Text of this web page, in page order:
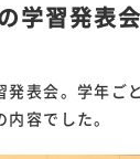
学習発表会
発表会。学年
容でした。